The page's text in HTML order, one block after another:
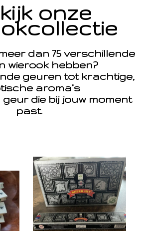
onze
dan 75 verschillende
wierook hebben?
geuren tot krachtige,
aroma’s
geur die bij jouw moment
past.